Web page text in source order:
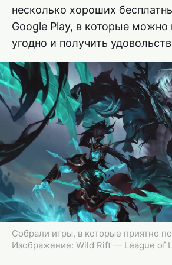
несколько хороших
Google Play, в которые можно
угодно и получить
Собрали игры, в которые приятно
Изображение: Wild Rift — League of